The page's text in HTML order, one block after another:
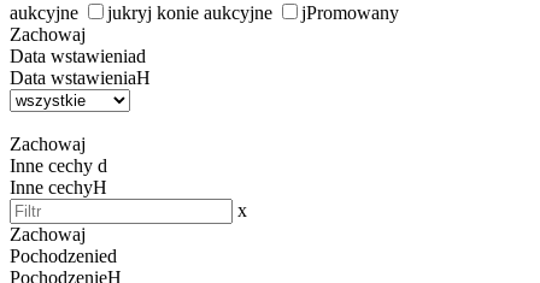
aukcyjne
jukryj konie aukcyjne jPromowany
Zachowaj
Data wstawieniad
Data wstawieniaH
Zachowaj
Inne cechy d
Inne cechyH
x
Zachowaj
Pochodzenied
PochodzenieH